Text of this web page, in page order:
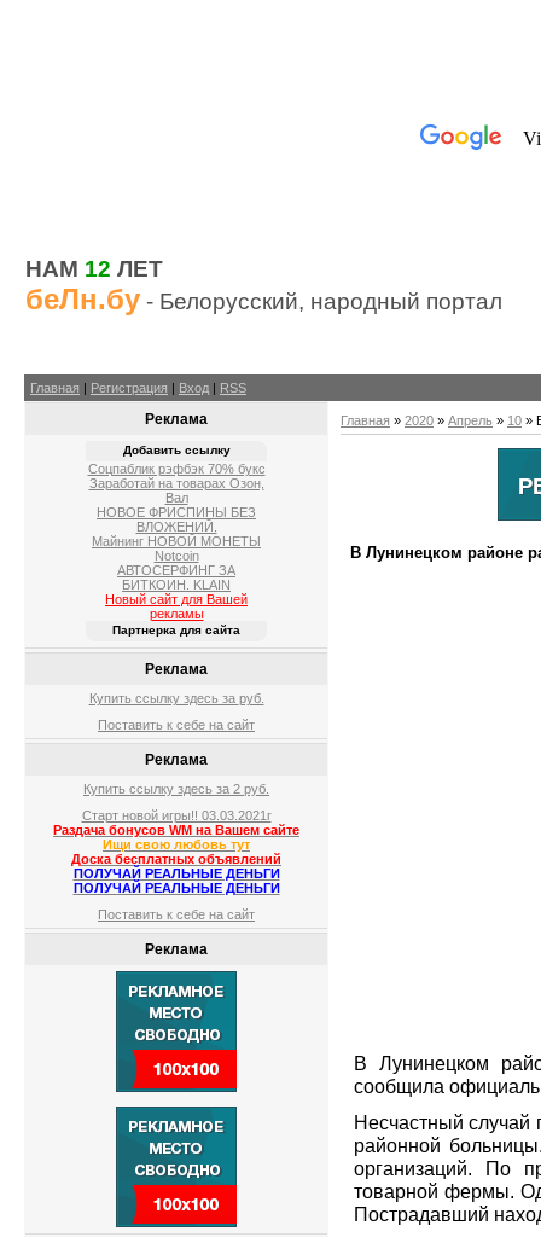
НАМ 12 ЛЕТ
беЛн.бу - Белорусский, народный портал
Главная | Регистрация | Вход | RSS
Реклама
Добавить ссылку
Соцпаблик рэфбэк 70% букс
Заработай на товарах Озон,
Вал
НОВОЕ ФРИСПИНЫ БЕЗ
ВЛОЖЕНИЙ.
Майнинг НОВОЙ МОНЕТЫ
Notcoin
АВТОСЕРФИНГ ЗА
БИТКОИН. KLAIN
Новый сайт для Вашей
рекламы
Партнерка для сайта
Реклама
Купить ссылку здесь за руб.
Поставить к себе на сайт
Реклама
Купить ссылку здесь за 2 руб.
Старт новой игры!! 03.03.2021г
Раздача бонусов WM на Вашем сайте
Ищи свою любовь тут
Доска бесплатных объявлений
ПОЛУЧАЙ РЕАЛЬНЫЕ ДЕНЬГИ
ПОЛУЧАЙ РЕАЛЬНЫЕ ДЕНЬГИ
Поставить к себе на сайт
Реклама
Главная » 2020 » Апрель » 10 »
В Лунинецком районе
В Лунинецком
сообщила
Несчастный случай
районной
организаций. По
товарной фермы.
Пострадавший